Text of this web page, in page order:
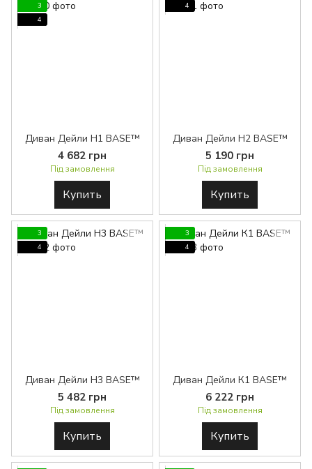
3
4
Диван Дейли H1 BASE™
4 682 грн
Під замовлення
Купить
4
Диван Дейли Н2 BASE™
5 190 грн
Під замовлення
Купить
3
4
Диван Дейли Н3 BASE™
5 482 грн
Під замовлення
Купить
3
4
Диван Дейли К1 BASE™
6 222 грн
Під замовлення
Купить